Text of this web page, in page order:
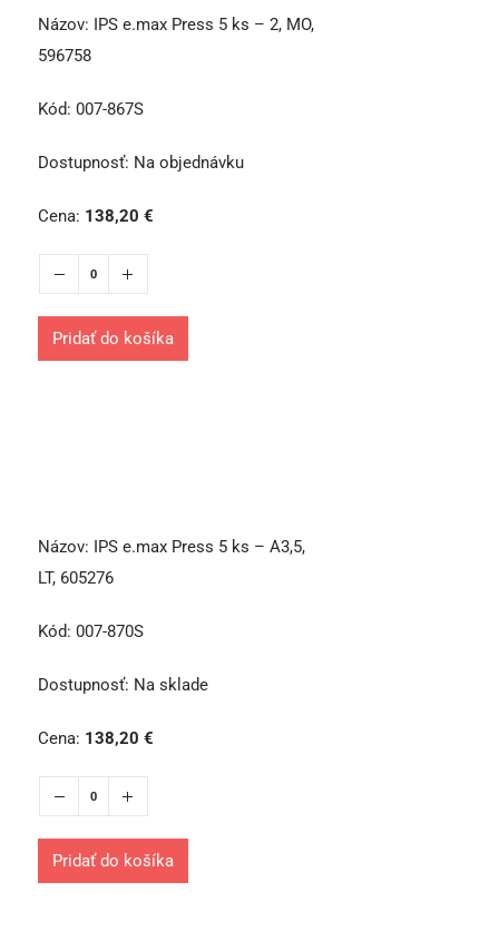
Názov:
IPS e.max Press 5 ks – 2, MO,
596758
Kód: 007-867S
Dostupnosť: Na objednávku
Cena: 138,20 €
Pridať do košíka
Názov:
IPS e.max Press 5 ks – A3,5,
LT, 605276
Kód: 007-870S
Dostupnosť: Na sklade
Cena: 138,20 €
Pridať do košíka